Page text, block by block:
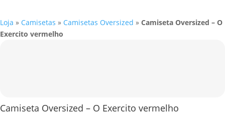
Loja » Camisetas » Camisetas Oversized » Camiseta Oversized – O
Exercito vermelho
Camiseta Oversized – O Exercito vermelho